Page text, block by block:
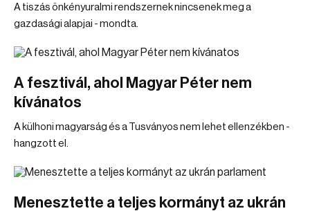
A tiszás önkényuralmi rendszernek nincsenek meg a
gazdasági alapjai - mondta.
A fesztivál, ahol Magyar Péter nem
kívánatos
A külhoni magyarság és a Tusványos nem lehet ellenzékben -
hangzott el.
Menesztette a teljes kormányt az ukrán